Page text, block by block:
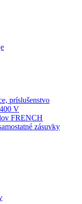
príslušenstvo
V
FRENCH
zásuvky